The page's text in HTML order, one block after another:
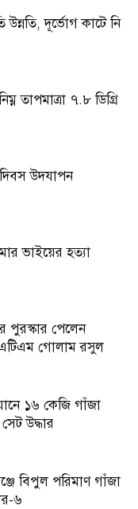
উন্নতি, দূর্ভোগ কাটে নি
তাপমাত্রা ৭.৮ ডিগ্রি
উদযাপন
ভাইয়ের হত্যা
পুরস্কার পেলেন
এটিএম গোলাম রসুল
১৬ কেজি গাঁজা
উদ্ধার
বিপুল পরিমাণ গাঁজা
৬